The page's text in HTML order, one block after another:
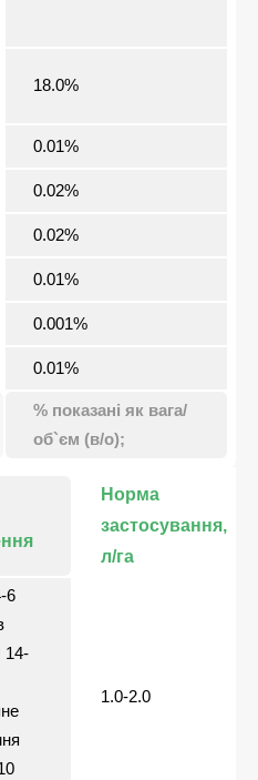
18.0%
0.01%
0.02%
0.02%
0.01%
0.001%
0.01%
% показані як вага/
об`єм (в/о);
Норма
застосування,
л/га
6
1.0-2.0